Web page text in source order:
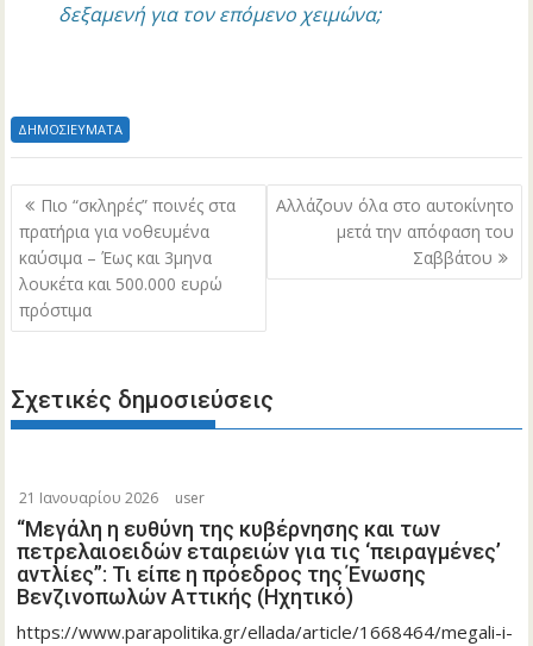
δεξαμενή για τον επόμενο χειμώνα;
ΔΗΜΟΣΙΕΥΜΑΤΑ
Πλοήγηση
άρθρων
Πιο “σκληρές” ποινές στα
πρατήρια για νοθευμένα
καύσιμα – Έως και 3μηνα
λουκέτα και 500.000 ευρώ
πρόστιμα
Αλλάζουν όλα στο αυτοκίνητο
μετά την απόφαση του
Σαββάτου
Σχετικές δημοσιεύσεις
21 Ιανουαρίου 2026 user
“Μεγάλη η ευθύνη της κυβέρνησης και των
πετρελαιοειδών εταιρειών για τις ‘πειραγμένες’
αντλίες”: Τι είπε η πρόεδρος της Ένωσης
Βενζινοπωλών Αττικής (Ηχητικό)
https://www.parapolitika.gr/ellada/article/1668464/megali-i-